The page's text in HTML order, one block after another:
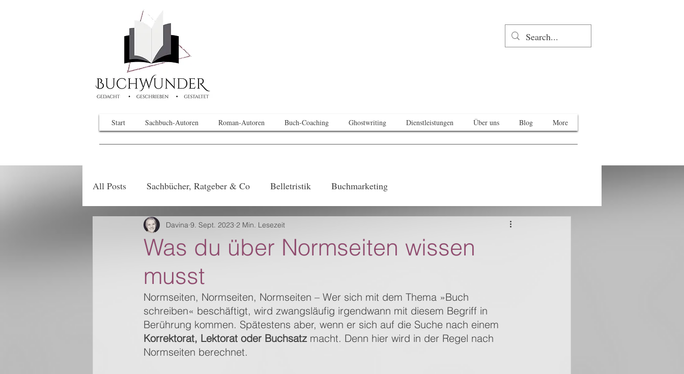
Start Sachbuch-Autoren Roman-Autoren Buch-Coaching Ghostwriting Dienstleistungen Über uns Blog More
All Posts Sachbücher, Ratgeber & Co Belletristik Buchmarketing
Was du über Normseiten wissen
musst
Davina 9. Sept. 2023 2 Min. Lesezeit
Normseiten, Normseiten, Normseiten – Wer sich mit dem Thema »Buch
schreiben« beschäftigt, wird zwangsläufig irgendwann mit diesem Begriff in
Berührung kommen. Spätestens aber, wenn er sich auf die Suche nach einem
Korrektorat, Lektorat oder Buchsatz macht. Denn hier wird in der Regel nach
Normseiten berechnet.